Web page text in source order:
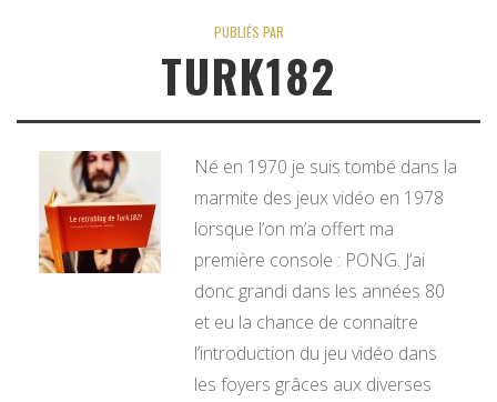
PUBLIÉS PAR
TURK182
Né en 1970 je suis tombé dans la
marmite des jeux vidéo en 1978
lorsque l’on m’a offert ma
première console : PONG. J’ai
donc grandi dans les années 80
et eu la chance de connaitre
l’introduction du jeu vidéo dans
les foyers grâces aux diverses